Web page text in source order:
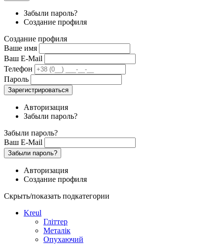
Забыли пароль?
Создание профиля
Создание профиля
Ваше имя
Ваш E-Mail
Телефон
Пароль
Зарегистрироваться
Авторизация
Забыли пароль?
Забыли пароль?
Ваш E-Mail
Забыли пароль?
Авторизация
Создание профиля
Скрыть/показать подкатегории
Kreul
Гліттер
Металік
Опухаючий